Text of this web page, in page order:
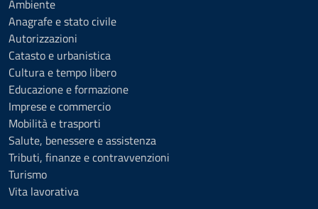
Ambiente
Anagrafe e stato civile
Autorizzazioni
Catasto e urbanistica
Cultura e tempo libero
Educazione e formazione
Imprese e commercio
Mobilità e trasporti
Salute, benessere e assistenza
Tributi, finanze e contravvenzioni
Turismo
Vita lavorativa